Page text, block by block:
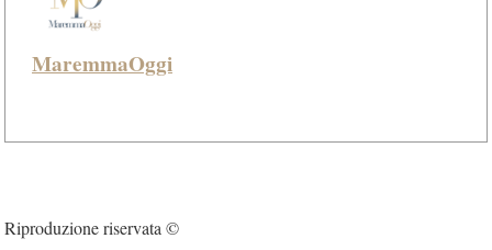
MaremmaOggi
Riproduzione riservata ©